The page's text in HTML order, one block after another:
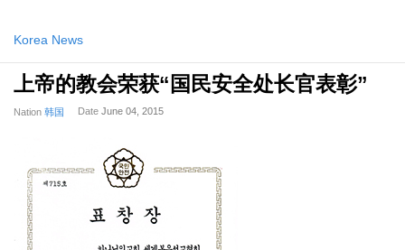
Korea News
上帝的教会荣获“国民安全处长官表彰”
Nation 韩国 Date June 04, 2015